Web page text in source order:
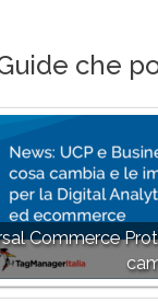
che
Commerce